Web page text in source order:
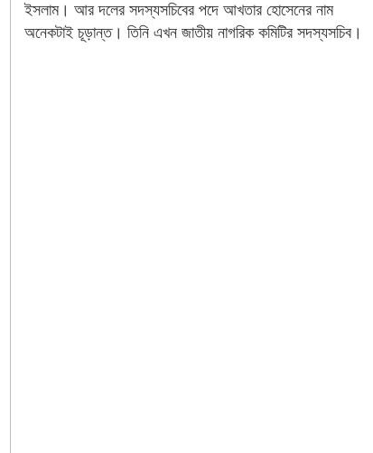
ইসলাম। আর দলের সদস্যসচিবের পদে আখতার হোসেনের নাম
অনেকটাই চূড়ান্ত। তিনি এখন জাতীয় নাগরিক কমিটির সদস্যসচিব।